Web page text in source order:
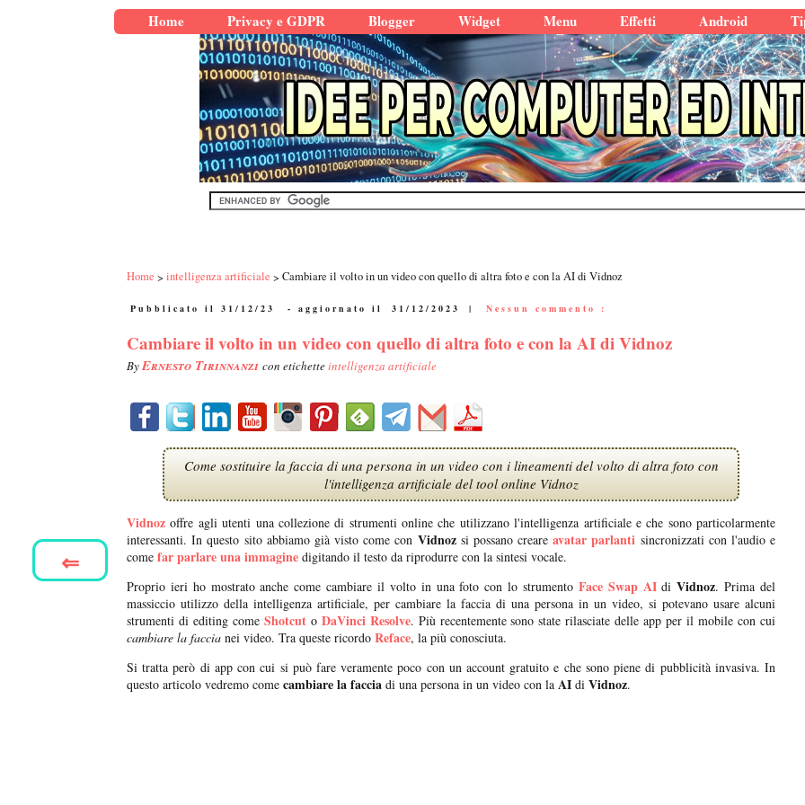
Home Privacy e GDPR Blogger Widget Menu Effetti Android
Home intelligenza artificiale Cambiare il volto in un video con quello di altra foto e con la AI di Vidnoz
Pubblicato il 31/12/23 - aggiornato il 31/12/2023 | Nessun commento :
Cambiare il volto in un video con quello di altra foto e con la AI di Vidnoz
ByErnesto Tirinnanzi con etichetteintelligenza artificiale
Come sostituire la faccia di una persona in un video con i lineamenti del volto di altra foto con
l'intelligenza artificiale del tool online Vidnoz
Vidnoz offre agli utenti una collezione di strumenti online che utilizzano l'intelligenza artificiale e che sono particolarmente
interessanti. In questo sito abbiamo già visto come con Vidnozsi possano creare avatar parlanti sincronizzati con l'audio e
come far parlare una immagine digitando il testo da riprodurre con la sintesi vocale.
Proprio ieri ho mostrato anche come cambiare il volto in una foto con lo strumento Face Swap AI diVidnoz. Prima del
massiccio utilizzo della intelligenza artificiale, per cambiare la faccia di una persona in un video, si potevano usare alcuni
strumenti di editing come Shotcuto DaVinci Resolve. Più recentemente sono state rilasciate delle app per il mobile con cui
cambiare la faccia nei video. Tra queste ricordo Reface, la più conosciuta.
Si tratta però di app con cui si può fare veramente poco con un account gratuito e che sono piene di pubblicità invasiva. In
questo articolo vedremo come cambiare la faccia di una persona in un video con la AI di Vidnoz.
⇐